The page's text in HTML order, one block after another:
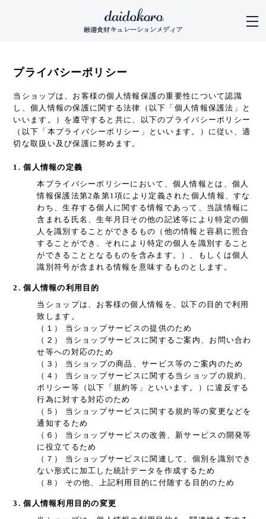
プライバシーポリシー
当ショップは、お客様の個人情報保護の重要性について認識
し、個人情報の保護に関する法律（以下「個人情報保護法」と
いいます。）を遵守すると共に、以下のプライバシーポリシー
（以下「本プライバシーポリシー」といいます。）に従い、適
切な取扱い及び保護に努めます。
1. 個人情報の定義
本プライバシーポリシーにおいて、個人情報とは、個人
情報保護法第2条第1項により定義された個人情報、すな
わち、生存する個人に関する情報であって、当該情報に
含まれる氏名、生年月日その他の記述等により特定の個
人を識別することができるもの（他の情報と容易に照合
することができ、それにより特定の個人を識別すること
ができることとなるものを含みます。）、もしくは個人
識別符号が含まれる情報を意味するものとします。
2. 個人情報の利用目的
当ショップは、お客様の個人情報を、以下の目的で利用
致します。
（１） 当ショップサービスの提供のため
（２） 当ショップサービスに関するご案内、お問い合わ
せ等への対応のため
（３） 当ショップの商品、サービス等のご案内のため
（４） 当ショップサービスに関する当ショップの規約、
ポリシー等（以下「規約等」といいます。）に違反する
行為に対する対応のため
（５） 当ショップサービスに関する規約等の変更などを
通知するため
（６） 当ショップサービスの改善、新サービスの開発等
に役立てるため
（７） 当ショップサービスに関連して、個別を識別でき
ない形式に加工した統計データを作成するため
（８） その他、上記利用目的に付随する目的のため
3. 個人情報利用目的の変更